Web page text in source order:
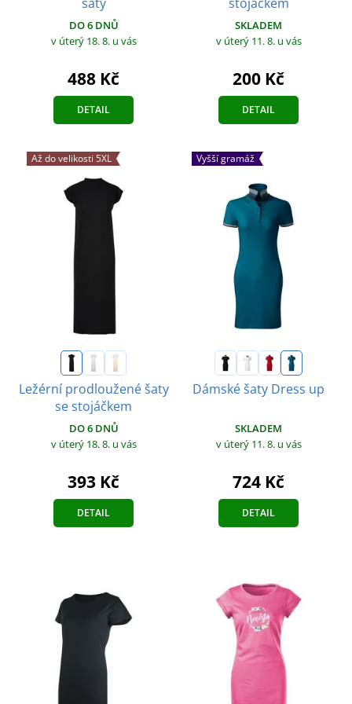
DO 6 DNŮ
v úterý 18. 8. u vás
488 Kč
DETAIL
SKLADEM
v úterý 11. 8. u vás
200 Kč
DETAIL
Až do velikosti 5XL
Ležérní prodloužené šaty
se stojáčkem
DO 6 DNŮ
v úterý 18. 8. u vás
393 Kč
DETAIL
Vyšší gramáž
Dámské šaty Dress up
SKLADEM
v úterý 11. 8. u vás
724 Kč
DETAIL